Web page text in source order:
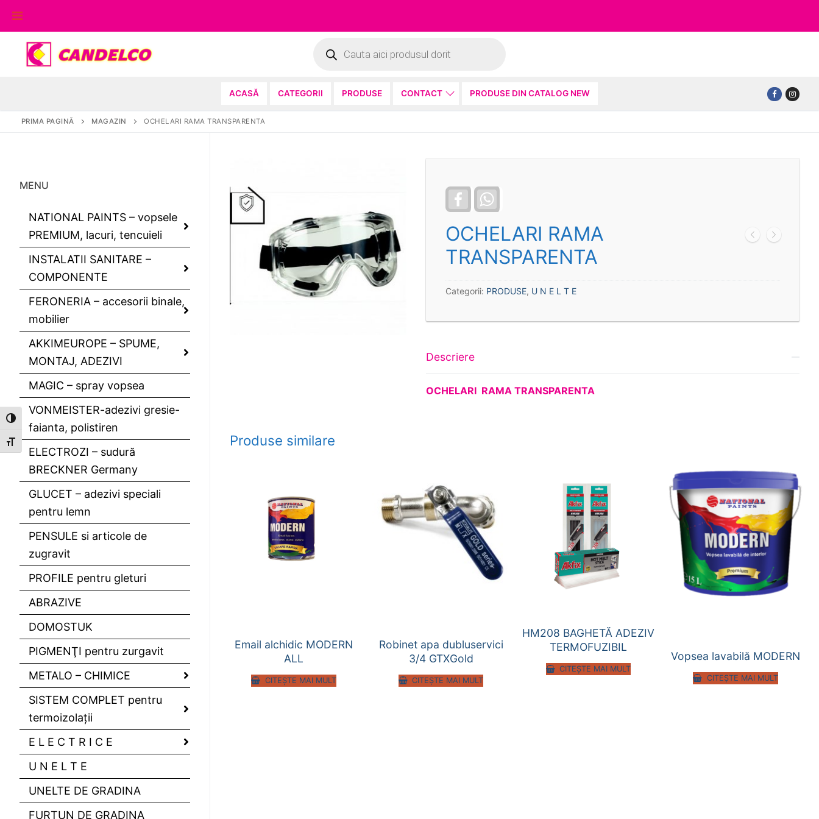
Toggle High Contrast
Toggle Font size
conținut
search
ACASĂ CATEGORII PRODUSE CONTACT PRODUSE DIN CATALOG NEW
PRIMA PAGINĂ MAGAZIN OCHELARI RAMA TRANSPARENTA
Facebook
OCHELARI RAMA
TRANSPARENTA
Categorii: PRODUSE, U N E L T E
Descriere
OCHELARI RAMA TRANSPARENTA
Produse similare
Email alchidic MODERN
ALL
CITEȘTE MAI MULT
Robinet apa dubluservici
3/4 GTXGold
CITEȘTE MAI MULT
HM208 BAGHETĂ ADEZIV
TERMOFUZIBIL
CITEȘTE MAI MULT
Vopsea lavabilă MODERN
CITEȘTE MAI MULT
MENU
NATIONAL PAINTS – vopsele
PREMIUM, lacuri, tencuieli
INSTALATII SANITARE –
COMPONENTE
FERONERIA – accesorii binale,
mobilier
AKKIMEUROPE – SPUME,
MONTAJ, ADEZIVI
MAGIC – spray vopsea
VONMEISTER-adezivi gresie-
faianta, polistiren
ELECTROZI – sudură
BRECKNER Germany
GLUCET – adezivi speciali
pentru lemn
PENSULE si articole de
zugravit
PROFILE pentru gleturi
ABRAZIVE
DOMOSTUK
PIGMENŢI pentru zurgavit
METALO – CHIMICE
SISTEM COMPLET pentru
termoizolaţii
E L E C T R I C E
U N E L T E
UNELTE DE GRADINA
FURTUN DE GRADINA